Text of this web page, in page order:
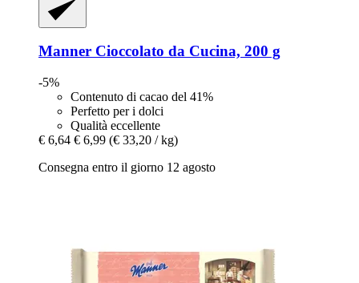
Manner Cioccolato da Cucina, 200 g
-5%
Contenuto di cacao del 41%
Perfetto per i dolci
Qualità eccellente
€ 6,64 € 6,99 (€ 33,20 / kg)
Consegna entro il giorno 12 agosto